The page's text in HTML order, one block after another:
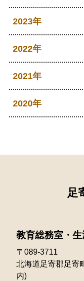
2026年05月
2026年03月
2026年02月
2026年01月
2025年10月
2025年08月
2025年07月
2025年03月
2025年01月
2024年12月
2024年10月
2024年08月
2024年06月
2024年04月
2024年01月
2023年
2023年12月
2023年10月
2023年03月
2023年02月
2022年
2022年12月
2022年10月
2022年07月
2022年05月
2022年04月
2021年
2021年12月
2021年08月
2021年06月
2021年05月
2020年
2020年06月
2020年04月
足
教育総務室・
〒089-3711
北海道足寄郡足寄
内)